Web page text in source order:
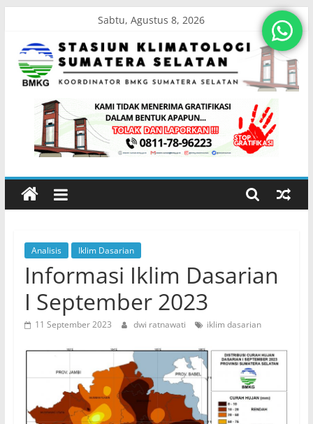
content
Sabtu, Agustus 8, 2026
Stasiun
Klimatologi
Sumatera
Koordinator
BMKG
Sumatera
Selatan
Analisis Iklim Dasarian
Informasi Iklim Dasarian
I September 2023
11 September 2023 dwi ratnawati iklim dasarian